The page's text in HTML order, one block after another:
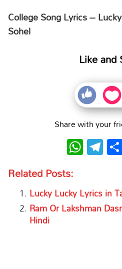
College Song Lyrics –
Sohel
Like and
Share with your
Related Posts:
Lucky Lucky Lyrics in
Ram Or Lakshman
Hindi